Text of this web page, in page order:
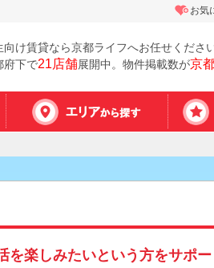
向け賃貸なら京都ライフへお任せくださ
府下で21店舗展開中。物件掲載数が京
お気
楽しみたいという方をサポ